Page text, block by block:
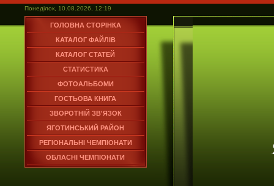
Понеділок, 10.08.2026, 12:19
ГОЛОВНА СТОРІНКА
КАТАЛОГ ФАЙЛІВ
КАТАЛОГ СТАТЕЙ
СТАТИСТИКА
ФОТОАЛЬБОМИ
ГОСТЬОВА КНИГА
ЗВОРОТНІЙ ЗВ'ЯЗОК
ЯГОТИНСЬКИЙ РАЙОН
РЕГІОНАЛЬНІ ЧЕМПІОНАТИ
ОБЛАСНІ ЧЕМПІОНАТИ